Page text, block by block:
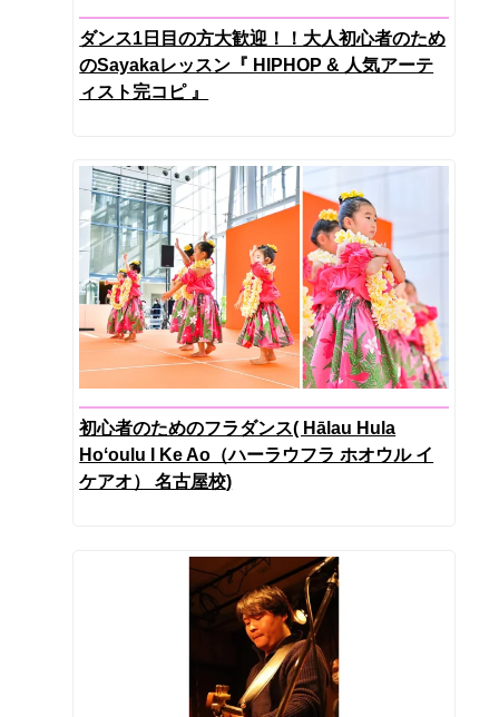
ダンス1日目の方大歓迎！！大人初心者のため
のSayakaレッスン『 HIPHOP & 人気アーテ
ィスト完コピ 』
初心者のためのフラダンス( Hālau Hula
Hoʻoulu I Ke Ao（ハーラウフラ ホオウル イ
ケアオ） 名古屋校)